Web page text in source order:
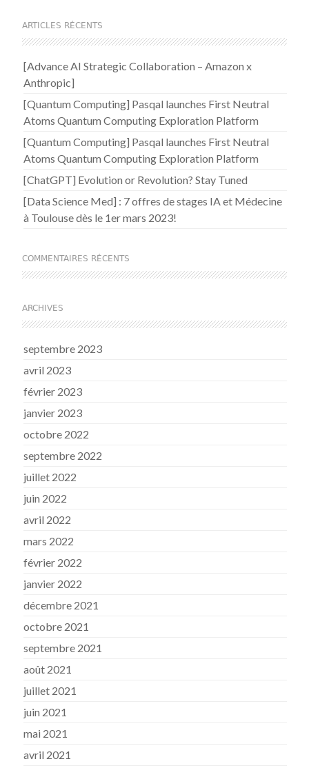
ARTICLES RÉCENTS
[Advance AI Strategic Collaboration – Amazon x
Anthropic]
[Quantum Computing] Pasqal launches First Neutral
Atoms Quantum Computing Exploration Platform
[Quantum Computing] Pasqal launches First Neutral
Atoms Quantum Computing Exploration Platform
[ChatGPT] Evolution or Revolution? Stay Tuned
[Data Science Med] : 7 offres de stages IA et Médecine
à Toulouse dès le 1er mars 2023!
COMMENTAIRES RÉCENTS
ARCHIVES
septembre 2023
avril 2023
février 2023
janvier 2023
octobre 2022
septembre 2022
juillet 2022
juin 2022
avril 2022
mars 2022
février 2022
janvier 2022
décembre 2021
octobre 2021
septembre 2021
août 2021
juillet 2021
juin 2021
mai 2021
avril 2021